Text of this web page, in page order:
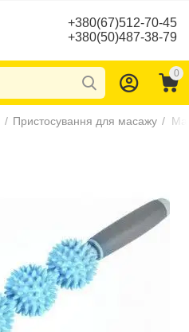
+380(67)512-70-45
+380(50)487-38-79
0
/ Пристосування для масажу /